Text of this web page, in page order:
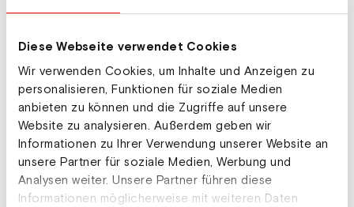
Diese Webseite verwendet Cookies
Wir verwenden Cookies, um Inhalte und Anzeigen zu
personalisieren, Funktionen für soziale Medien
anbieten zu können und die Zugriffe auf unsere
Website zu analysieren. Außerdem geben wir
Informationen zu Ihrer Verwendung unserer Website an
unsere Partner für soziale Medien, Werbung und
Analysen weiter. Unsere Partner führen diese
Informationen möglicherweise mit weiteren Daten
Anzahl Lifte
12
Renn-Support
kostenpflichtig ja
Sportprogramm-
Info
Rodeln, Winterwandern,
Langlaufen,
Schneeschuhwandern,
Eislaufen, Hallenbad
Unterkünfte